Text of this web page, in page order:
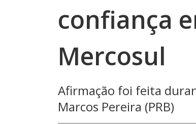
confiança
Mercosul
Afirmação foi feita
Marcos Pereira (PRB)